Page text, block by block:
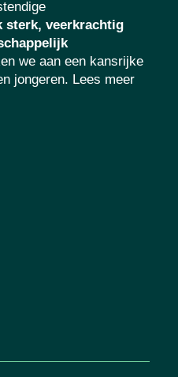
sterk, veerkrachtig
we aan een
en